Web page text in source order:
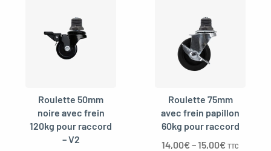
Roulette 50mm
noire avec frein
120kg pour raccord
– V2
Roulette 75mm
avec frein papillon
60kg pour raccord
14,00€–15,00€ TTC